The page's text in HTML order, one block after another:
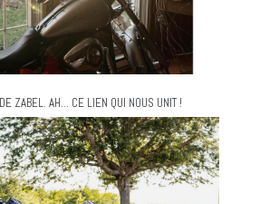
ZABEL. AH… CE LIEN QUI NOUS UNIT !